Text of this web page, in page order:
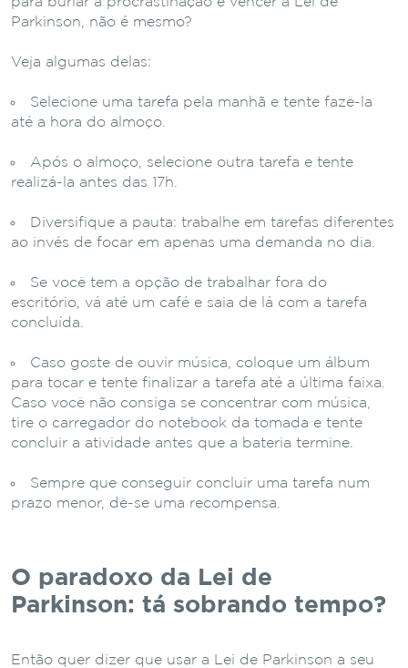
Parkinson, não é mesmo?
Veja algumas delas:
Selecione uma tarefa pela manhã e tente fazê-la
até a hora do almoço.
Após o almoço, selecione outra tarefa e tente
realizá-la antes das 17h.
Diversifique a pauta: trabalhe em tarefas diferentes
ao invés de focar em apenas uma demanda no dia.
Se você tem a opção de trabalhar fora do
escritório, vá até um café e saia de lá com a tarefa
concluída.
Caso goste de ouvir música, coloque um álbum
para tocar e tente finalizar a tarefa até a última faixa.
Caso você não consiga se concentrar com música,
tire o carregador do notebook da tomada e tente
concluir a atividade antes que a bateria termine.
Sempre que conseguir concluir uma tarefa num
prazo menor, dê-se uma recompensa.
O paradoxo da Lei de
Parkinson: tá sobrando tempo?
Então quer dizer que usar a Lei de Parkinson a seu